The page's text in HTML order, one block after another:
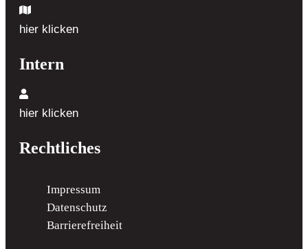
hier klicken
Intern
hier klicken
Rechtliches
Impressum
Datenschutz
Barrierefreiheit